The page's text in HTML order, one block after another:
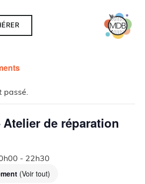
passé.
de réparation
- 22h30
(Voir tout)